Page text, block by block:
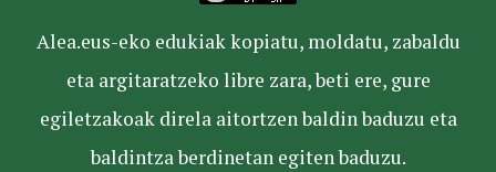
Alea.eus-eko edukiak kopiatu, moldatu, zabaldu
eta argitaratzeko libre zara, beti ere, gure
egiletzakoak direla aitortzen baldin baduzu eta
baldintza berdinetan egiten baduzu.